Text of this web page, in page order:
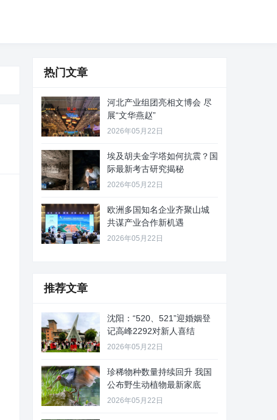
热门文章
河北产业组团亮相文博会 尽
展“文华燕赵”
2026年05月22日
埃及胡夫金字塔如何抗震？国
际最新考古研究揭秘
2026年05月22日
欧洲多国知名企业齐聚山城
共谋产业合作新机遇
2026年05月22日
推荐文章
沈阳：“520、521”迎婚姻登
记高峰2292对新人喜结
2026年05月22日
珍稀物种数量持续回升 我国
公布野生动植物最新家底
2026年05月22日